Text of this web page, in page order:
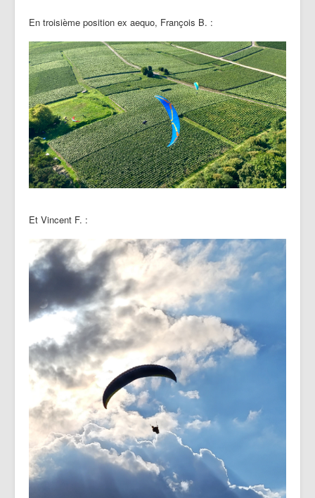
En troisième position ex aequo, François B. :
Et Vincent F. :